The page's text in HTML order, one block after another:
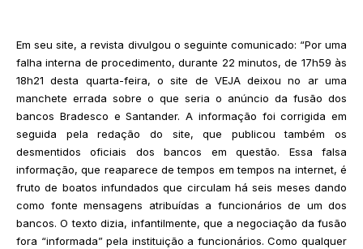
Em seu site, a revista divulgou o seguinte comunicado: “Por uma
falha interna de procedimento, durante 22 minutos, de 17h59 às
18h21 desta quarta-feira, o site de VEJA deixou no ar uma
manchete errada sobre o que seria o anúncio da fusão dos
bancos Bradesco e Santander. A informação foi corrigida em
seguida pela redação do site, que publicou também os
desmentidos oficiais dos bancos em questão. Essa falsa
informação, que reaparece de tempos em tempos na internet, é
fruto de boatos infundados que circulam há seis meses dando
como fonte mensagens atribuídas a funcionários de um dos
bancos. O texto dizia, infantilmente, que a negociação da fusão
fora “informada” pela instituição a funcionários. Como qualquer